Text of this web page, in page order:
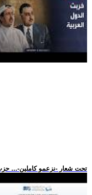
.. تحت شعار -نزعمو كاملين-...